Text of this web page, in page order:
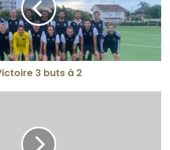
3 buts à 2